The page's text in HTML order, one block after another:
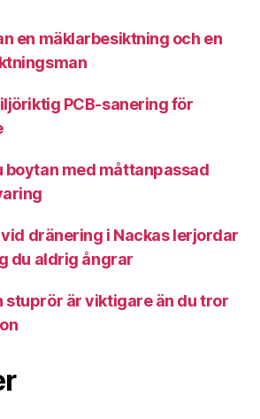
en mäklarbesiktning och en
PCB-sanering för
boytan med måttanpassad
dränering i Nackas lerjordar
du aldrig ångrar
stuprör är viktigare än du tror